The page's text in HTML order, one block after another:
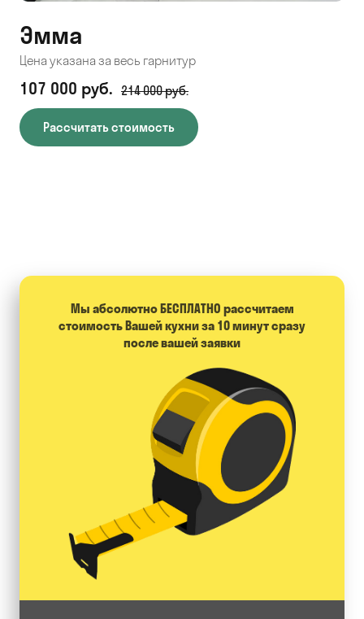
Эмма
Цена указана за весь гарнитур
107 000 руб. 214 000 руб.
Рассчитать стоимость
Мы абсолютно БЕСПЛАТНО расcчитаем
стоимость Вашей кухни за 10 минут сразу
после вашей заявки